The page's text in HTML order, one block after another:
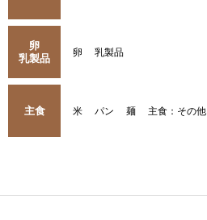
卵
乳製品
卵 乳製品
主食 米 パン 麺 主食：その他